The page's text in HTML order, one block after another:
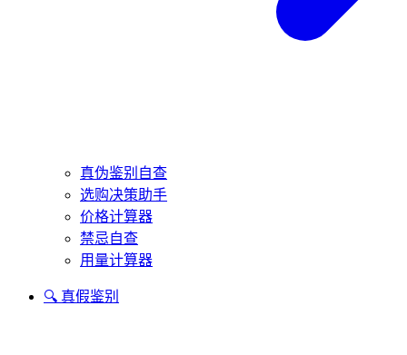
真伪鉴别自查
选购决策助手
价格计算器
禁忌自查
用量计算器
🔍 真假鉴别